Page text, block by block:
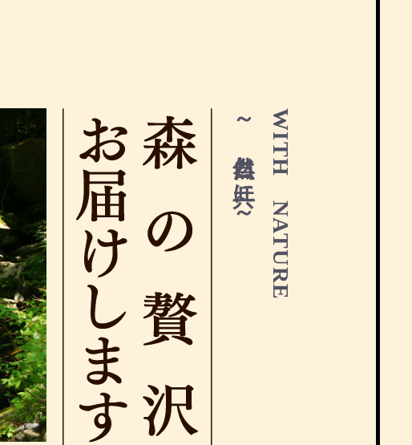
WITH NATURE
～ 自然と共に ～